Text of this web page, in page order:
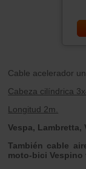
Cable acelerador
Cabeza cilíndrica
Longitud 2m.
Vespa,
También cable
moto-bici